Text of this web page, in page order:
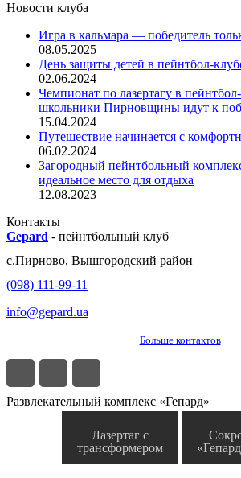
Новости клуба
Игра в кальмара — победитель
08.05.2025
День защиты детей в пейнтбол-
02.06.2024
Чемпионат по лазертагу в
школьники Пирновщины идут к
15.04.2024
Путешествие начинается с
06.02.2024
Загородный пейнтбольный
идеальное место для отдыха
12.08.2023
Контакты
Gepard - пейнтбольный клуб
с.Пирново, Вышгородский район
(098) 111-99-11
info@gepard.ua
Больше контактов
Развлекательный комплекс «Гепард»
Лазертаг с
трансформером